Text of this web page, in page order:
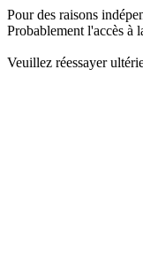
Pour des raisons
Probablement l'accès à
Veuillez réessayer